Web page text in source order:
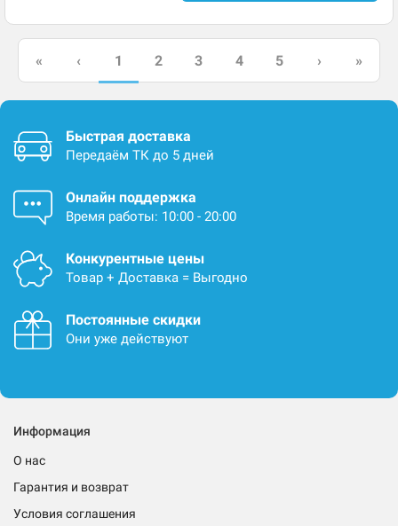
« ‹ 1 2 3 4 5 › »
Быстрая доставка
Передаём ТК до 5 дней
Онлайн поддержка
Время работы: 10:00 - 20:00
Конкурентные цены
Товар + Доставка = Выгодно
Постоянные скидки
Они уже действуют
Информация
О нас
Гарантия и возврат
Условия соглашения